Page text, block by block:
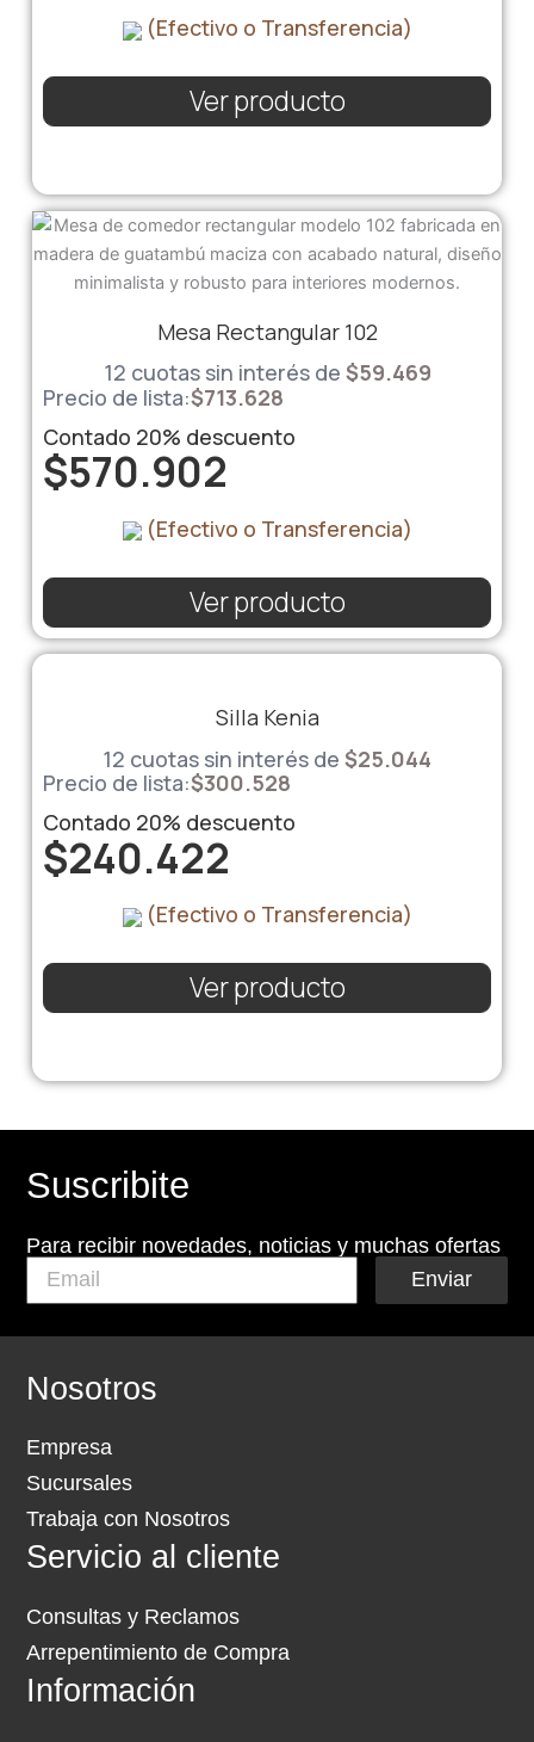
(Efectivo o Transferencia)
Ver producto
Mesa Rectangular 102
12 cuotas sin interés de $59.469
Precio de lista:$713.628
Contado 20% descuento
$570.902
(Efectivo o Transferencia)
Ver producto
Silla Kenia
12 cuotas sin interés de $25.044
Precio de lista:$300.528
Contado 20% descuento
$240.422
(Efectivo o Transferencia)
Ver producto
Suscribite
Para recibir novedades, noticias y muchas ofertas
Enviar
Nosotros
Empresa
Sucursales
Trabaja con Nosotros
Servicio al cliente
Consultas y Reclamos
Arrepentimiento de Compra
Información